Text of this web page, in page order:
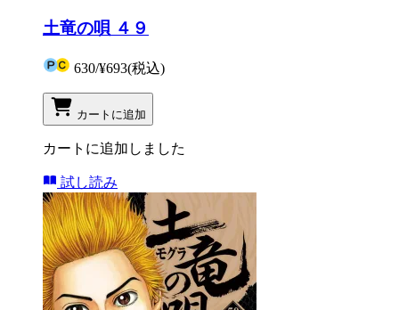
土竜の唄 ４９
630/¥693(税込)
カートに追加
カートに追加しました
試し読み